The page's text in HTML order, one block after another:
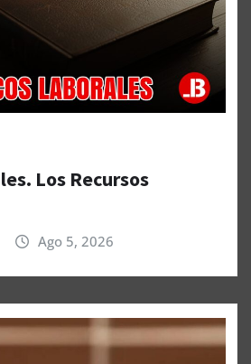
Los Recursos
Ago 5, 2026